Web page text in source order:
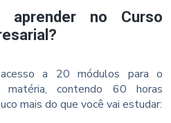
no Curso
a 20 módulos para o
contendo 60 horas
mais do que você vai estudar: